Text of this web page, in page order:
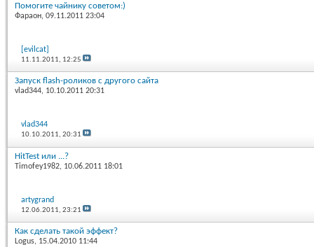
Помогите чайнику советом:)
Фараон, 09.11.2011 23:04
[evilcat]
11.11.2011, 12:25
Запуск flash-роликов с другого сайта
vlad344, 10.10.2011 20:31
vlad344
10.10.2011,20:31
HitTest или ...?
Timofey1982, 10.06.2011 18:01
artygrand
12.06.2011,23:21
Как сделать такой эффект?
Logus, 15.04.2010 11:44